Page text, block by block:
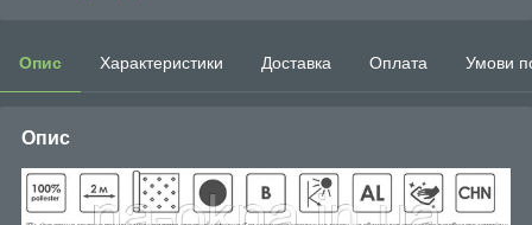
Опис Характеристики Доставка Оплата Умови
Опис